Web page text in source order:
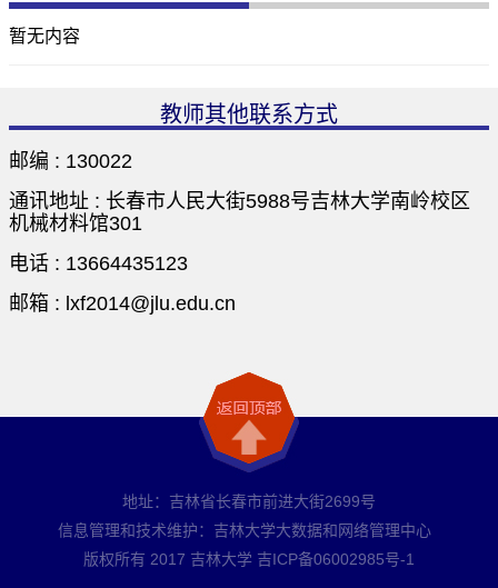
暂无内容
教师其他联系方式
邮编 : 130022
通讯地址 : 长春市人民大街5988号吉林大学南岭校区
机械材料馆301
电话 : 13664435123
邮箱 : lxf2014@jlu.edu.cn
地址：吉林省长春市前进大街2699号
信息管理和技术维护：吉林大学大数据和网络管理中心
版权所有 2017 吉林大学 吉ICP备06002985号-1